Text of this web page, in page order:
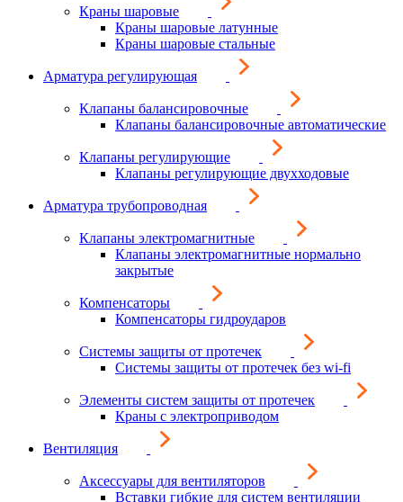
Краны шаровые
Краны шаровые латунные
Краны шаровые стальные
Арматура регулирующая
Клапаны балансировочные
Клапаны балансировочные автоматические
Клапаны регулирующие
Клапаны регулирующие двухходовые
Арматура трубопроводная
Клапаны электромагнитные
Клапаны электромагнитные нормально
закрытые
Компенсаторы
Компенсаторы гидроударов
Системы защиты от протечек
Системы защиты от протечек без wi-fi
Элементы систем защиты от протечек
Краны с электроприводом
Вентиляция
Аксессуары для вентиляторов
Вставки гибкие для систем вентиляции